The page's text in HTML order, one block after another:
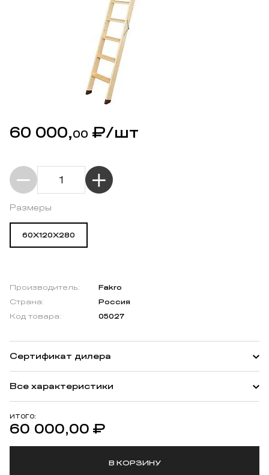
60 000,00 ₽/шт
Размеры
60X120X280
ИТОГО:
60 000,00 ₽
В КОРЗИНУ
Производитель:
Fakro
Страна:
Россия
Код товара:
05027
Все характеристики
Сертификат дилера